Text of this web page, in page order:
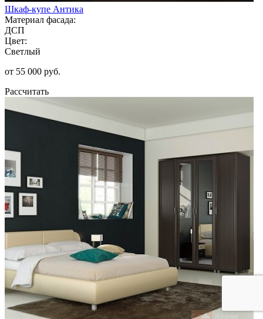
Шкаф-купе Антика
Материал фасада:
ДСП
Цвет:
Светлый
от 55 000 руб.
Рассчитать